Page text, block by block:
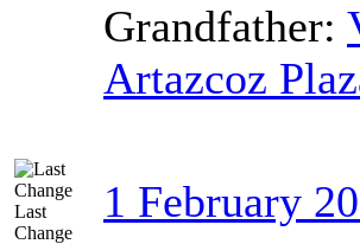
Grandfather:
Artazcoz
Last
Change
1 February